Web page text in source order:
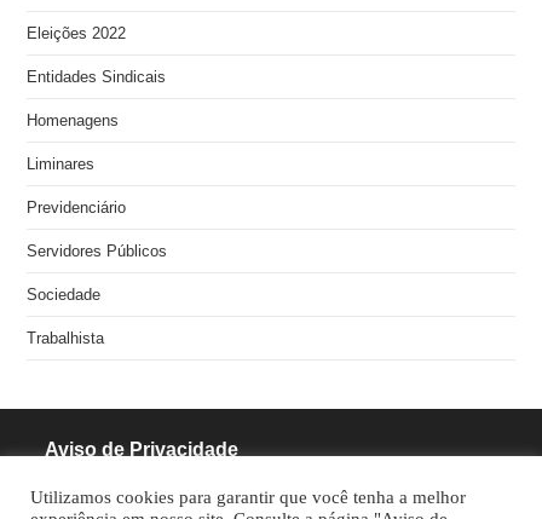
Eleições 2022
Entidades Sindicais
Homenagens
Liminares
Previdenciário
Servidores Públicos
Sociedade
Trabalhista
Aviso de Privacidade
RODRIGUES PINHEIRO ADVOCACIA S/S
Utilizamos cookies para garantir que você tenha a melhor